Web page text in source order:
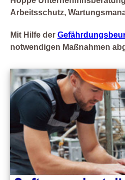
Arbeitsschutz,
Mit Hilfe der
notwendigen Maßnahmen